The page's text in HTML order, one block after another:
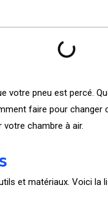
votre pneu est percé.
faire pour
chambre à air.
et matériaux. Voici la